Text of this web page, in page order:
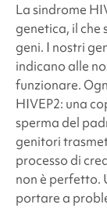
Lasindrome
genetica, il che
geni. I nostri
indicano alle
funzionare.
HIVEP2: una
sperma del
genitori
processo di
non è perfetto.
portare a